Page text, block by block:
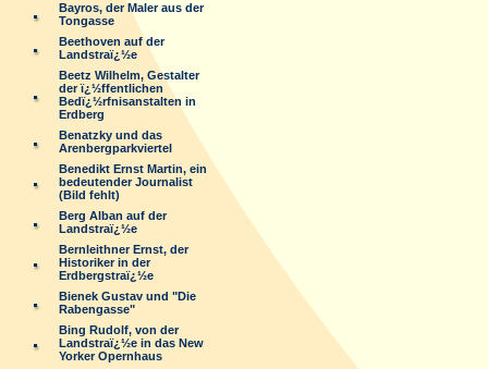
Bayros, der Maler aus der
Tongasse
Beethoven auf der
Landstraï¿½e
Beetz Wilhelm, Gestalter
der ï¿½ffentlichen
Bedï¿½rfnisanstalten in
Erdberg
Benatzky und das
Arenbergparkviertel
Benedikt Ernst Martin, ein
bedeutender Journalist
(Bild fehlt)
Berg Alban auf der
Landstraï¿½e
Bernleithner Ernst, der
Historiker in der
Erdbergstraï¿½e
Bienek Gustav und "Die
Rabengasse"
Bing Rudolf, von der
Landstraï¿½e in das New
Yorker Opernhaus